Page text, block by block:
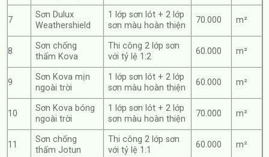
7
Sơn Dulux
Weathershield
1 lớp sơn lót + 2 lớp
sơn màu hoàn thiện
70.000 m²
8
Sơn chống
thấm Kova
Thi công 2 lớp sơn
với tỷ lệ 1:2
60.000 m²
9
Sơn Kova mịn
ngoài trời
1 lớp sơn lót + 2 lớp
sơn màu hoàn thiện
60.000 m²
10
Sơn Kova bóng
ngoài trời
1 lớp sơn lót + 2 lớp
sơn màu hoàn thiện
70.000 m²
11
Sơn chống
thấm Jotun
Thi công 2 lớp sơn
với tỷ lệ 1:1
60.000 m²